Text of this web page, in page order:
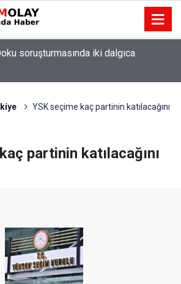
soruşturmasında iki dalgıca
YSK seçime kaç partinin katılacağını
partinin katılacağını